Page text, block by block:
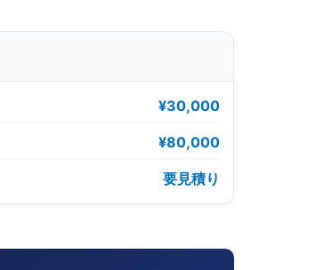
¥30,000
¥80,000
要見積り